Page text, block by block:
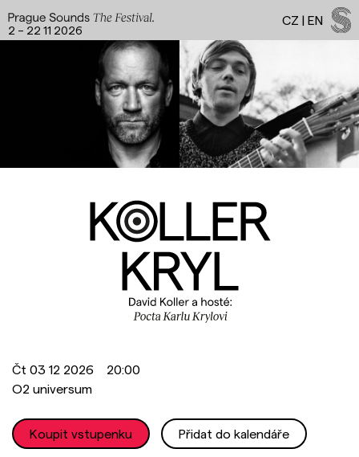
2 – 22 11 2026
CZ | EN
Čt 03 12 2026 20:00
O2 universum
Koupit vstupenku Přidat do kalendáře
Instagram YouTube Spotify LinkedIn Threads